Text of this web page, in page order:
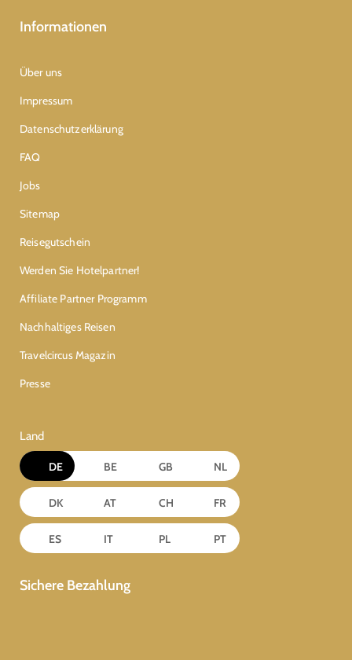
Informationen
Über uns
Impressum
Datenschutzerklärung
FAQ
Jobs
Sitemap
Reisegutschein
Werden Sie Hotelpartner!
Affiliate Partner Programm
Nachhaltiges Reisen
Travelcircus Magazin
Presse
Land
DE BE GB NL
DK AT CH FR
ES IT PL PT
Sichere Bezahlung